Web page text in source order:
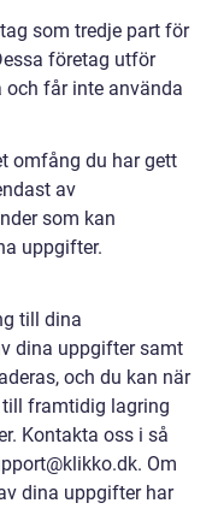
som tredje part för
företag utför
får inte använda
omfång du har gett
av
som kan
uppgifter.
till dina
dina uppgifter samt
och du kan när
framtidig lagring
Kontakta oss i så
Om
dina uppgifter har